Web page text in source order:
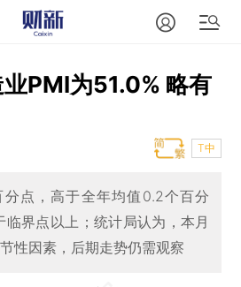
PMI为51.0% 略有
T中
点，高于全年均值0.2个百分
临界点以上；统计局认为，本月
性因素，后期走势仍需观察